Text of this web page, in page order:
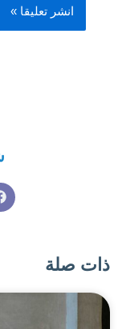
ذات صلة